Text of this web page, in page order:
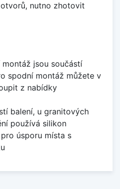
nutno zhotovit
jsou součástí
spodní montáž můžete v
z nabídky
balení, u granitových
používá silikon
úsporu místa s